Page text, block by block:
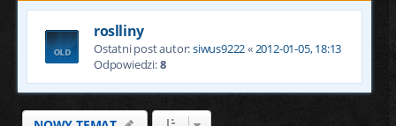
roslliny
Ostatni post autor:siwus9222« 2012-01-05, 18:13
Odpowiedzi:8